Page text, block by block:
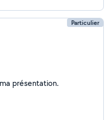
Particulier
Je n'ai pas encore renseigné ma présentation.